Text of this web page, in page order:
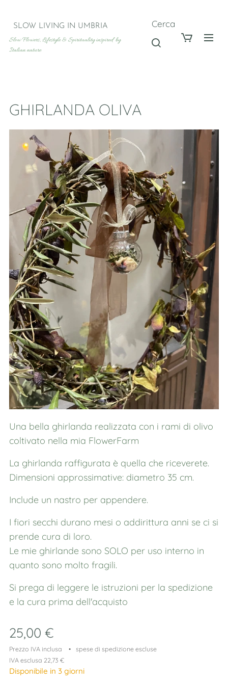
SLOW LIVING IN UMBRIA
Slow Flowers, Lifestyle & Spirituality inspired by
Italian nature
Cerca
GHIRLANDA OLIVA
Una bella ghirlanda realizzata con i rami di olivo
coltivato nella mia FlowerFarm
La ghirlanda raffigurata è quella che riceverete.
Dimensioni approssimative: diametro 35 cm.
Include un nastro per appendere.
I fiori secchi durano mesi o addirittura anni se ci si
prende cura di loro.
Le mie ghirlande sono SOLO per uso interno in
quanto sono molto fragili.
Si prega di leggere le istruzioni per la spedizione
e la cura prima dell'acquisto
25,00 €
Prezzo IVA inclusa
spese di spedizione escluse
IVA esclusa 22,73 €
Disponibile in 3 giorni